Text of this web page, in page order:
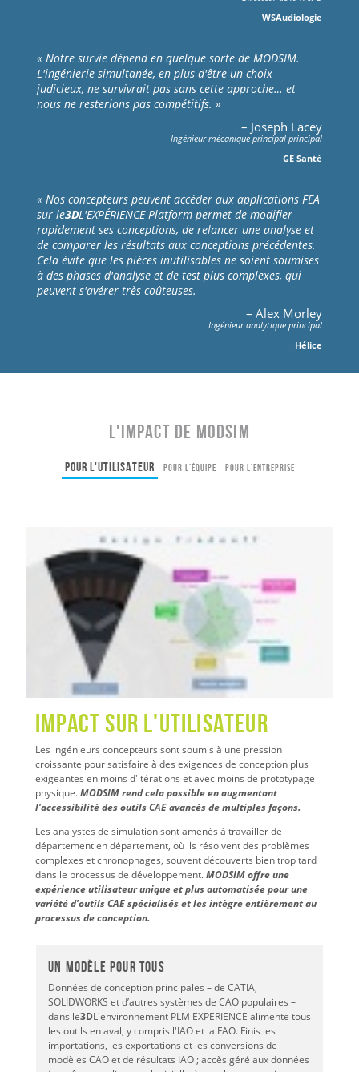
WSAudiologie
« Notre survie dépend en quelque sorte de MODSIM.
L'ingénierie simultanée, en plus d'être un choix
judicieux, ne survivrait pas sans cette approche… et
nous ne resterions pas compétitifs. »
– Joseph Lacey
Ingénieur mécanique principal principal
GE Santé
« Nos concepteurs peuvent accéder aux applications FEA
sur le3DL'EXPÉRIENCE Platform permet de modifier
rapidement ses conceptions, de relancer une analyse et
de comparer les résultats aux conceptions précédentes.
Cela évite que les pièces inutilisables ne soient soumises
à des phases d'analyse et de test plus complexes, qui
peuvent s'avérer très coûteuses.
– Alex Morley
Ingénieur analytique principal
Hélice
L'impact de MODSIM
Pour l'utilisateur Pour l'équipe Pour l'entreprise
Impact sur l'utilisateur
Les ingénieurs concepteurs sont soumis à une pression
croissante pour satisfaire à des exigences de conception plus
exigeantes en moins d'itérations et avec moins de prototypage
physique.MODSIM rend cela possible en augmentant
l'accessibilité des outils CAE avancés de multiples façons.
Les analystes de simulation sont amenés à travailler de
département en département, où ils résolvent des problèmes
complexes et chronophages, souvent découverts bien trop tard
dans le processus de développement.MODSIM offre une
expérience utilisateur unique et plus automatisée pour une
variété d'outils CAE spécialisés et les intègre entièrement au
processus de conception.
UN modèle pour tous
Données de conception principales – de CATIA,
SOLIDWORKS et d’autres systèmes de CAO populaires –
dans le3DL'environnement PLM EXPERIENCE alimente tous
les outils en aval, y compris l'IAO et la FAO. Finis les
importations, les exportations et les conversions de
modèles CAO et de résultats IAO ; accès géré aux données